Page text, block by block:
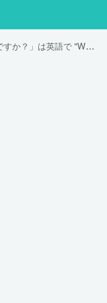
「お手洗いはどこですか？」は英語で "Where is the bathroom?"